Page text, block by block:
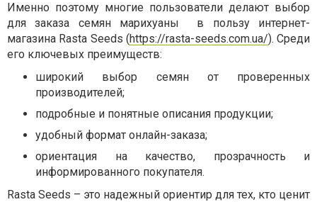
Именно поэтому многие пользователи делают выбор
для заказа семян марихуаны в пользу интернет-
магазина Rasta Seeds (https://rasta-seeds.com.ua/). Среди
его ключевых преимуществ:
широкий выбор семян от проверенных
производителей;
подробные и понятные описания продукции;
удобный формат онлайн-заказа;
ориентация на качество, прозрачность и
информированного покупателя.
Rasta Seeds – это надежный ориентир для тех, кто ценит